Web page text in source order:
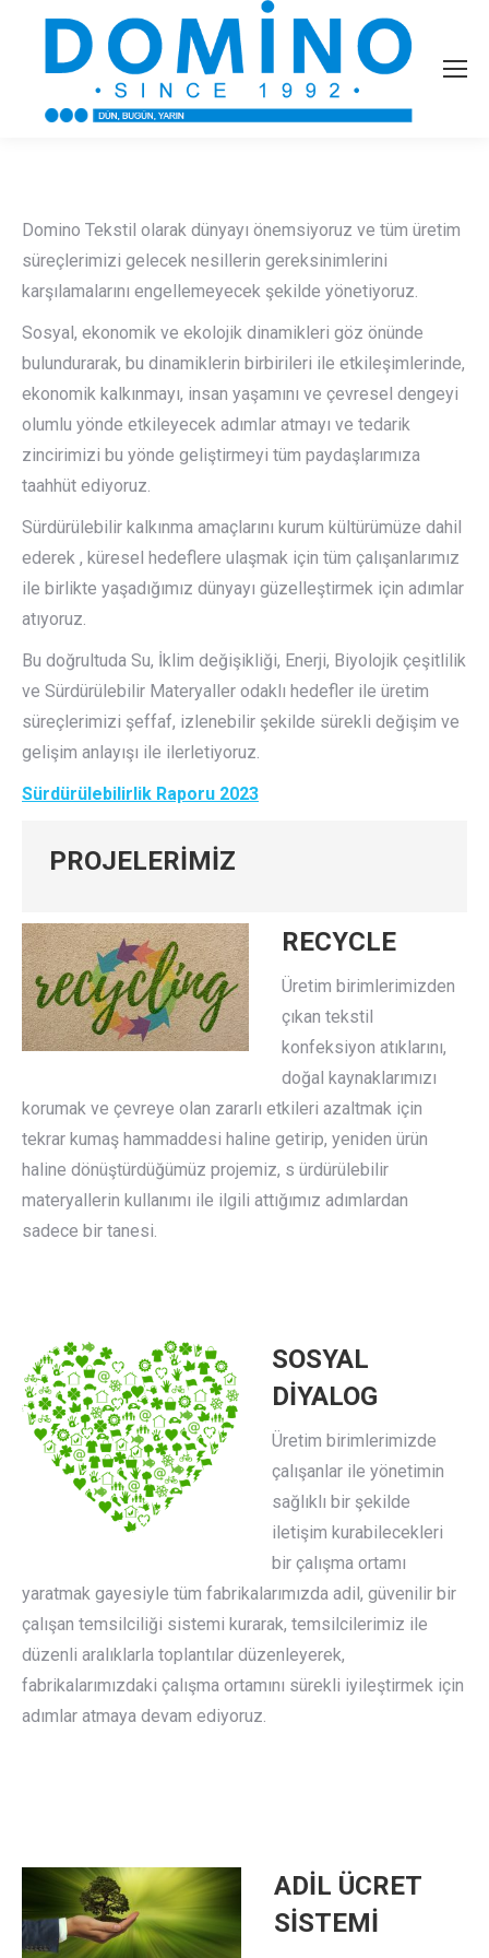
Domino Tekstil olarak dünyayı önemsiyoruz ve tüm üretim
süreçlerimizi gelecek nesillerin gereksinimlerini
karşılamalarını engellemeyecek şekilde yönetiyoruz.
Sosyal, ekonomik ve ekolojik dinamikleri göz önünde
bulundurarak, bu dinamiklerin birbirileri ile etkileşimlerinde,
ekonomik kalkınmayı, insan yaşamını ve çevresel dengeyi
olumlu yönde etkileyecek adımlar atmayı ve tedarik
zincirimizi bu yönde geliştirmeyi tüm paydaşlarımıza
taahhüt ediyoruz.
Sürdürülebilir kalkınma amaçlarını kurum kültürümüze dahil
ederek , küresel hedeflere ulaşmak için tüm çalışanlarımız
ile birlikte yaşadığımız dünyayı güzelleştirmek için adımlar
atıyoruz.
Bu doğrultuda Su, İklim değişikliği, Enerji, Biyolojik çeşitlilik
ve Sürdürülebilir Materyaller odaklı hedefler ile üretim
süreçlerimizi şeffaf, izlenebilir şekilde sürekli değişim ve
gelişim anlayışı ile ilerletiyoruz.
Sürdürülebilirlik Raporu 2023
PROJELERİMİZ
RECYCLE
Üretim birimlerimizden
çıkan tekstil
konfeksiyon atıklarını,
doğal kaynaklarımızı
korumak ve çevreye olan zararlı etkileri azaltmak için
tekrar kumaş hammaddesi haline getirip, yeniden ürün
haline dönüştürdüğümüz projemiz, s ürdürülebilir
materyallerin kullanımı ile ilgili attığımız adımlardan
sadece bir tanesi.
SOSYAL
DİYALOG
Üretim birimlerimizde
çalışanlar ile yönetimin
sağlıklı bir şekilde
iletişim kurabilecekleri
bir çalışma ortamı
yaratmak gayesiyle tüm fabrikalarımızda adil, güvenilir bir
çalışan temsilciliği sistemi kurarak, temsilcilerimiz ile
düzenli aralıklarla toplantılar düzenleyerek,
fabrikalarımızdaki çalışma ortamını sürekli iyileştirmek için
adımlar atmaya devam ediyoruz.
ADİL ÜCRET
SİSTEMİ